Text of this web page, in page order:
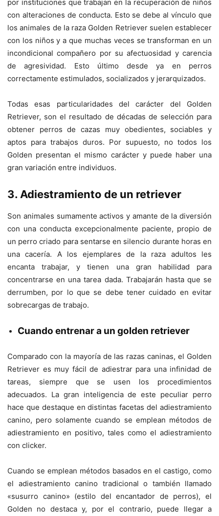
por instituciones que trabajan en la recuperación de niños
con alteraciones de conducta. Esto se debe al vínculo que
los animales de la raza Golden Retriever suelen establecer
con los niños y a que muchas veces se transforman en un
incondicional compañero por su afectuosidad y carencia
de agresividad. Esto último desde ya en perros
correctamente estimulados, socializados y jerarquizados.
Todas esas particularidades del carácter del Golden
Retriever, son el resultado de décadas de selección para
obtener perros de cazas muy obedientes, sociables y
aptos para trabajos duros. Por supuesto, no todos los
Golden presentan el mismo carácter y puede haber una
gran variación entre individuos.
3. Adiestramiento de un retriever
Son animales sumamente activos y amante de la diversión
con una conducta excepcionalmente paciente, propio de
un perro criado para sentarse en silencio durante horas en
una cacería. A los ejemplares de la raza adultos les
encanta trabajar, y tienen una gran habilidad para
concentrarse en una tarea dada. Trabajarán hasta que se
derrumben, por lo que se debe tener cuidado en evitar
sobrecargas de trabajo.
Cuando entrenar a un golden retriever
Comparado con la mayoría de las razas caninas, el Golden
Retriever es muy fácil de adiestrar para una infinidad de
tareas, siempre que se usen los procedimientos
adecuados. La gran inteligencia de este peculiar perro
hace que destaque en distintas facetas del adiestramiento
canino, pero solamente cuando se emplean métodos de
adiestramiento en positivo, tales como el adiestramiento
con clicker.
Cuando se emplean métodos basados en el castigo, como
el adiestramiento canino tradicional o también llamado
«susurro canino» (estilo del encantador de perros), el
Golden no destaca y, por el contrario, puede llegar a